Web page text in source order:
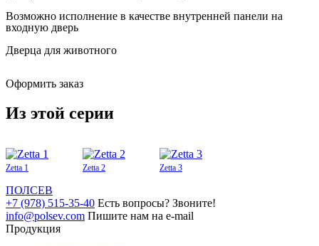
Возможно исполнение в качестве внутренней панели на
входную дверь
Дверца для животного
Оформить заказ
Из этой серии
Zetta 1 Zetta 2 Zetta 3
ПОЛСЕВ
+7 (978) 515-35-40 Есть вопросы? Звоните!
info@polsev.com Пишите нам на e-mail
Продукция